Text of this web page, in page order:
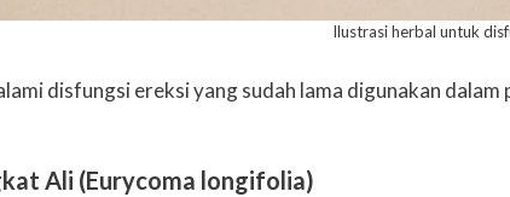
Ilustrasi herbal untuk
disfungsi ereksi yang sudah lama digunakan
Ali (Eurycoma longifolia)